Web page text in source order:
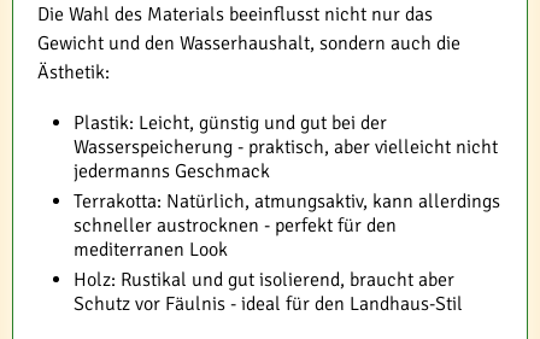
Die Wahl des Materials beeinflusst nicht nur das
Gewicht und den Wasserhaushalt, sondern auch die
Ästhetik:
Plastik: Leicht, günstig und gut bei der
Wasserspeicherung - praktisch, aber vielleicht nicht
jedermanns Geschmack
Terrakotta: Natürlich, atmungsaktiv, kann allerdings
schneller austrocknen - perfekt für den
mediterranen Look
Holz: Rustikal und gut isolierend, braucht aber
Schutz vor Fäulnis - ideal für den Landhaus-Stil